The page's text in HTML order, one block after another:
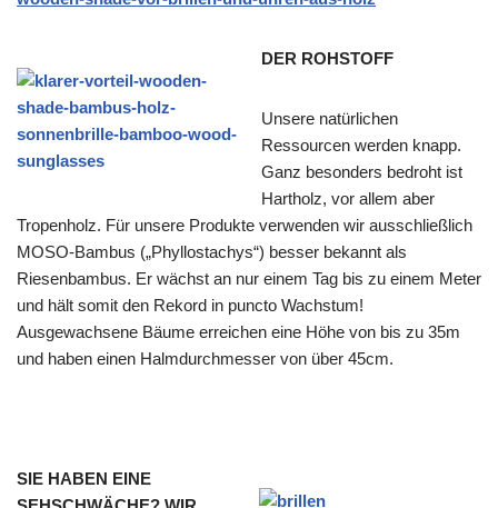
DER ROHSTOFF
Unsere natürlichen
Ressourcen werden knapp.
Ganz besonders bedroht ist
Hartholz, vor allem aber
Tropenholz. Für unsere Produkte verwenden wir ausschließlich
MOSO-Bambus („Phyllostachys“) besser bekannt als
Riesenbambus. Er wächst an nur einem Tag bis zu einem Meter
und hält somit den Rekord in puncto Wachstum!
Ausgewachsene Bäume erreichen eine Höhe von bis zu 35m
und haben einen Halmdurchmesser von über 45cm.
SIE HABEN EINE